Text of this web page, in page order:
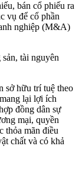
bán cổ phiếu ra
vụ để cổ phần
nghiệp (M&A)
tài nguyên
sở hữu trí tuệ theo
lại lợi ích
đồng dân sự
mại, quyền
thỏa mãn điều
chất và có khả